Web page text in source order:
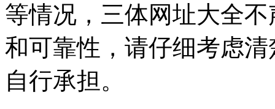
等情况，三体网址大全
和可靠性，请仔细考虑
自行承担。